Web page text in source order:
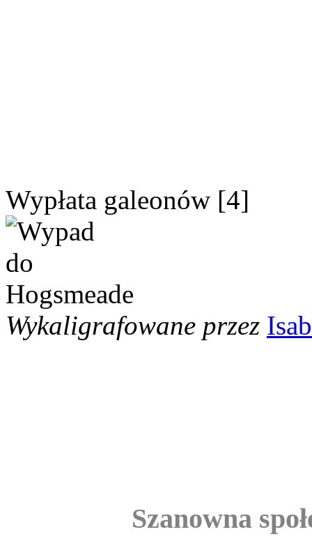
Wypłata galeonów [4]
Wykaligrafowane przez
Szanowna